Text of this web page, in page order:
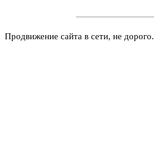
Продвижение сайта в сети, не дорого.